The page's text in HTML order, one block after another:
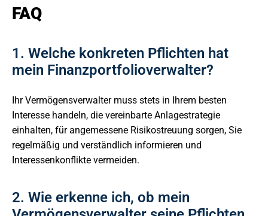
FAQ
1. Welche konkreten Pflichten hat
mein Finanzportfolioverwalter?
Ihr Vermögensverwalter muss stets in Ihrem besten
Interesse handeln, die vereinbarte Anlagestrategie
einhalten, für angemessene Risikostreuung sorgen, Sie
regelmäßig und verständlich informieren und
Interessenkonflikte vermeiden.
2. Wie erkenne ich, ob mein